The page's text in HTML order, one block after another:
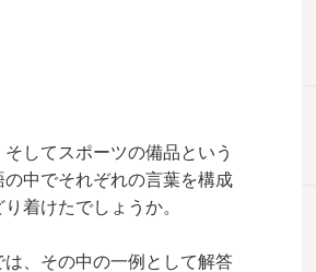
してスポーツの備品という
中でそれぞれの言葉を構成
着けたでしょうか。
、その中の一例として解答